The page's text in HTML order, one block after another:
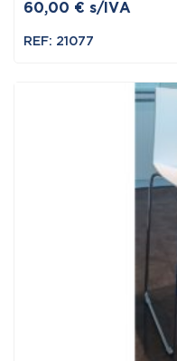
60,00 € s/IVA
REF: 21077